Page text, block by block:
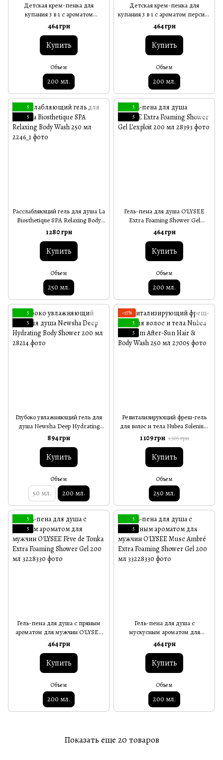
Детская крем-пенка для
купания 3 в 1 с ароматом
клубники и малины O'LYSEE Kids
Fraise Framboise 200 мл
464 грн
Купить
Объем
200 мл.
Детская крем-пенка для
купания 3 в 1 с ароматом персика
и абрикоса O'LYSEE Kids Peach
Apricot 200 мл
464 грн
Купить
Объем
200 мл.
5
5
Расслабляющий гель для душа La
Biosthetique SPA Relaxing Body
Wash 250 мл
1 280 грн
Купить
Объем
250 мл.
5
5
Гель-пена для душа O'LYSEE
Extra Foaming Shower Gel
L’exploit 200 мл
464 грн
Купить
Объем
200 мл.
5
5
Глубоко увлажняющий гель для
душа Newsha Deep Hydrating
Body Shower 200 мл
894 грн
Купить
Объем
50 мл. 200 мл.
−15%
5
5
Ревитализирующий фреш-гель
для волос и тела Nubea Solenium
After-Sun Hair & Body Wash 250
1 109 грн 1 305 грн
Купить
Объем
250 мл.
5
5
Гель-пена для душа с пряным
ароматом для мужчин O'LYSEE
Fève de Tonka Extra Foaming
Shower Gel 200 мл
464 грн
Купить
Объем
200 мл.
5
5
Гель-пена для душа с
мускусным ароматом для
мужчин O'LYSEE Musc Ambré
Extra Foaming Shower Gel 200 мл
464 грн
Купить
Объем
200 мл.
Показать еще 20 товаров